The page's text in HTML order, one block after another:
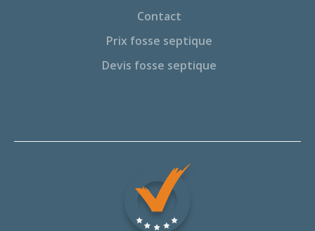
Contact
Prix fosse septique
Devis fosse septique